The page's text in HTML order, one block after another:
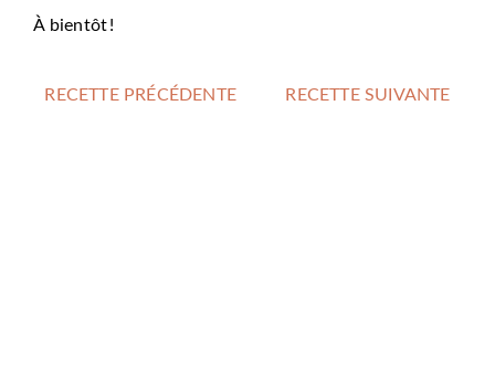
À bientôt !
RECETTE PRÉCÉDENTE RECETTE SUIVANTE